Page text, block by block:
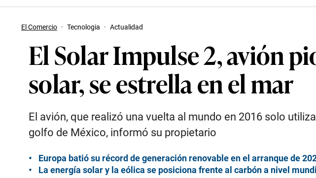
El Comercio · Tecnologia · Actualidad
El Solar Impulse 2, avión
solar, se estrella en el mar
El avión, que realizó una vuelta al mundo en 2016 solo
golfo de México, informó su propietario
Europa batió su récord de generación renovable en el arranque de
La energía solar y la eólica se posiciona frente al carbón a nivel